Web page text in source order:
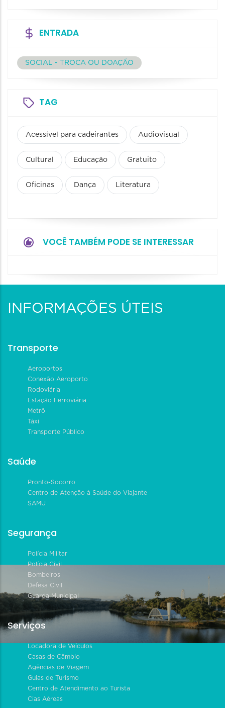
ENTRADA
SOCIAL - TROCA OU DOAÇÃO
TAG
Acessível para cadeirantes Audiovisual
Cultural Educação Gratuito
Oficinas Dança Literatura
VOCÊ TAMBÉM PODE SE INTERESSAR
INFORMAÇÕES ÚTEIS
Transporte
Aeroportos
Conexão Aeroporto
Rodoviária
Estação Ferroviária
Metrô
Táxi
Transporte Público
Saúde
Pronto-Socorro
Centro de Atenção à Saúde do Viajante
SAMU
Segurança
Polícia Militar
Polícia Civil
Bombeiros
Defesa Civil
Guarda Municipal
Serviços
Locadora de Veículos
Casas de Câmbio
Agências de Viagem
Guias de Turismo
Centro de Atendimento ao Turista
Cias Aéreas